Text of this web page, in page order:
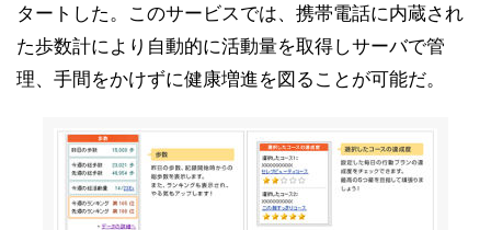
タートした。このサービスでは、携帯電話に内蔵され
た歩数計により自動的に活動量を取得しサーバで管
理、手間をかけずに健康増進を図ることが可能だ。